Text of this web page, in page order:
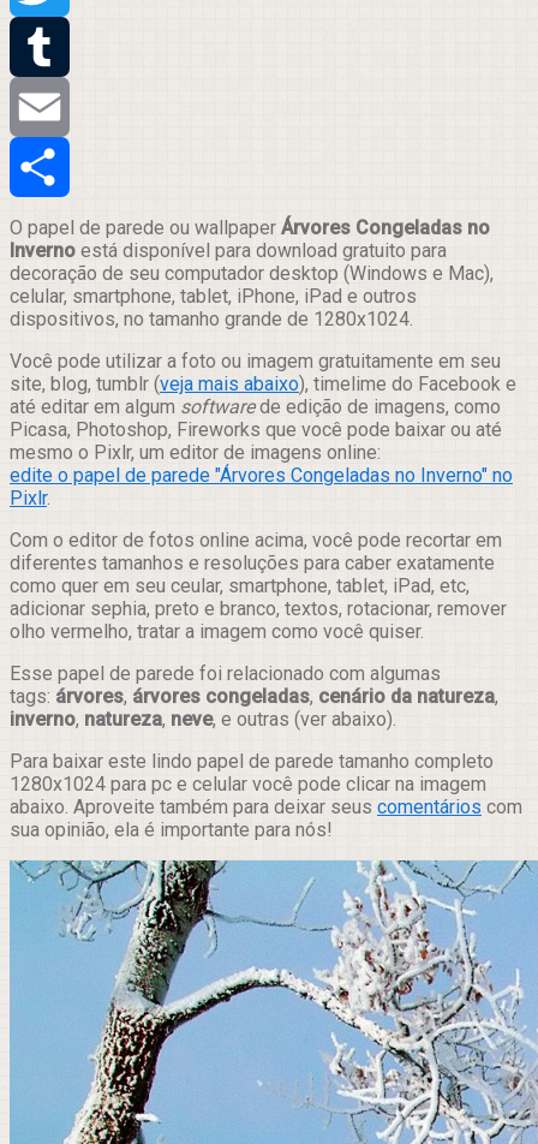
Twitter
Tumblr
Email
Compartilhar
O papel de parede ou wallpaper Árvores Congeladas no
Inverno está disponível para download gratuito para
decoração de seu computador desktop (Windows e Mac),
celular, smartphone, tablet, iPhone, iPad e outros
dispositivos, no tamanho grande de 1280x1024.
Você pode utilizar a foto ou imagem gratuitamente em seu
site, blog, tumblr (veja mais abaixo), timelime do Facebook e
até editar em algum softwarede edição de imagens, como
Picasa, Photoshop, Fireworks que você pode baixar ou até
mesmo o Pixlr, um editor de imagens online:
edite o papel de parede "Árvores Congeladas no Inverno" no
Pixlr.
Com o editor de fotos online acima, você pode recortar em
diferentes tamanhos e resoluções para caber exatamente
como quer em seu ceular, smartphone, tablet, iPad, etc,
adicionar sephia, preto e branco, textos, rotacionar, remover
olho vermelho, tratar a imagem como você quiser.
Esse papel de parede foi relacionado com algumas
tags: árvores, árvores congeladas, cenário da natureza,
inverno, natureza, neve, e outras (ver abaixo).
Para baixar este lindo papel de parede tamanho completo
1280x1024 para pc e celular você pode clicar na imagem
abaixo. Aproveite também para deixar seus comentários com
sua opinião, ela é importante para nós!